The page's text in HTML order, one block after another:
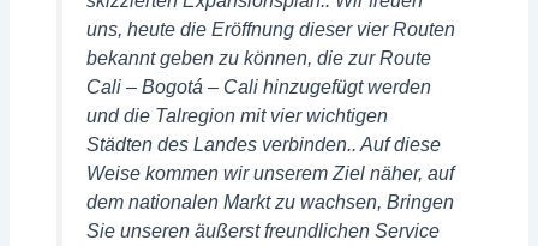
uns, heute die Eröffnung dieser vier Routen
bekannt geben zu können, die zur Route
Cali – Bogotá – Cali hinzugefügt werden
und die Talregion mit vier wichtigen
Städten des Landes verbinden.. Auf diese
Weise kommen wir unserem Ziel näher, auf
dem nationalen Markt zu wachsen, Bringen
Sie unseren äußerst freundlichen Service